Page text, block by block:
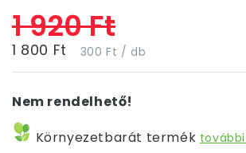
1 920 Ft
1 800 Ft 300 Ft / db
Nem rendelhető!
Környezetbarát termék